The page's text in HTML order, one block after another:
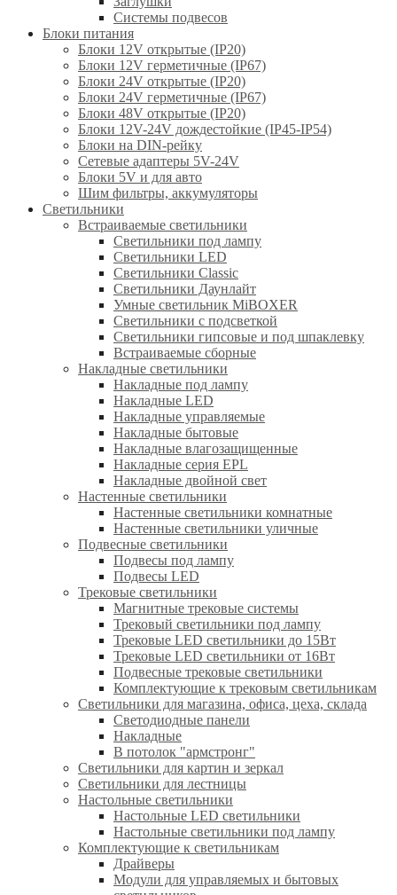
Системы подвесов
Блоки питания
Блоки 12V открытые (IP20)
Блоки 12V герметичные (IP67)
Блоки 24V открытые (IP20)
Блоки 24V герметичные (IP67)
Блоки 48V открытые (IP20)
Блоки 12V-24V дождестойкие (IP45-IP54)
Блоки на DIN-рейку
Сетевые адаптеры 5V-24V
Блоки 5V и для авто
Шим фильтры, аккумуляторы
Светильники
Встраиваемые светильники
Светильники под лампу
Светильники LED
Светильники Classic
Светильники Даунлайт
Умные светильник MiBOXER
Светильники с подсветкой
Светильники гипсовые и под шпаклевку
Встраиваемые сборные
Накладные светильники
Накладные под лампу
Накладные LED
Накладные управляемые
Накладные бытовые
Накладные влагозащищенные
Накладные серия EPL
Накладные двойной свет
Настенные светильники
Настенные светильники комнатные
Настенные светильники уличные
Подвесные светильники
Подвесы под лампу
Подвесы LED
Трековые светильники
Магнитные трековые системы
Трековый светильники под лампу
Трековые LED светильники до 15Вт
Трековые LED светильники от 16Вт
Подвесные трековые светильники
Комплектующие к трековым светильникам
Светильники для магазина, офиса, цеха, склада
Светодиодные панели
Накладные
В потолок "армстронг"
Светильники для картин и зеркал
Светильники для лестницы
Настольные светильники
Настольные LED светильники
Настольные светильники под лампу
Комплектующие к светильникам
Драйверы
Модули для управляемых и бытовых